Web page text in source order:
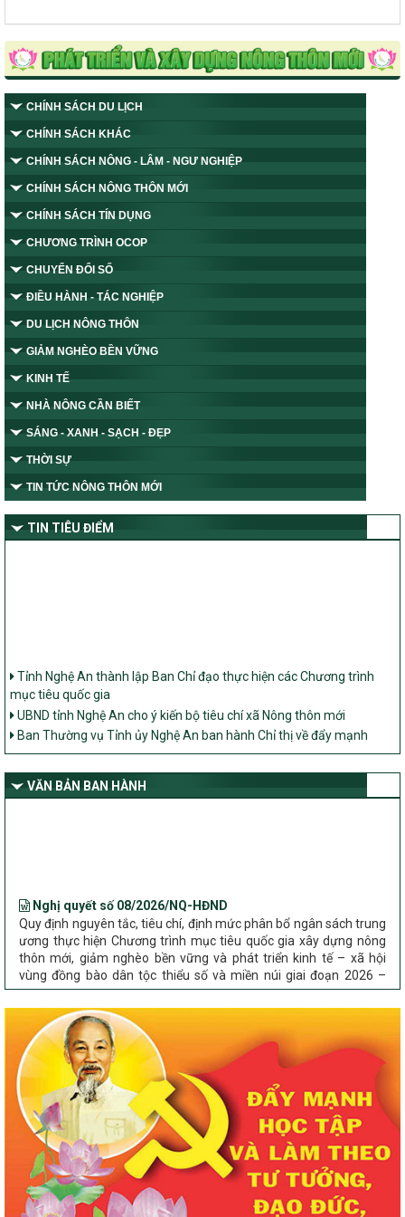
CHÍNH SÁCH DU LỊCH
CHÍNH SÁCH KHÁC
CHÍNH SÁCH NÔNG - LÂM - NGƯ NGHIỆP
CHÍNH SÁCH NÔNG THÔN MỚI
CHÍNH SÁCH TÍN DỤNG
CHƯƠNG TRÌNH OCOP
CHUYỂN ĐỔI SỐ
ĐIỀU HÀNH - TÁC NGHIỆP
DU LỊCH NÔNG THÔN
GIẢM NGHÈO BỀN VỮNG
KINH TẾ
NHÀ NÔNG CẦN BIẾT
SÁNG - XANH - SẠCH - ĐẸP
THỜI SỰ
TIN TỨC NÔNG THÔN MỚI
TIN TIÊU ĐIỂM
Tỉnh Nghệ An thành lập Ban Chỉ đạo thực hiện các Chương trình
mục tiêu quốc gia
UBND tỉnh Nghệ An cho ý kiến bộ tiêu chí xã Nông thôn mới
Ban Thường vụ Tỉnh ủy Nghệ An ban hành Chỉ thị về đẩy mạnh
thực hiện Chương trình mục tiêu quốc gia xây dựng nông thôn mới,
dân tộc thiểu số và miền núi giai đoạn 2026 – 2030 trên địa bàn tỉnh
Nghệ An
VĂN BẢN BAN HÀNH
Quy định nguyên tắc, tiêu chí, định mức phân bổ ngân sách trung
ương thực hiện Chương trình mục tiêu quốc gia xây dựng nông
thôn mới, giảm nghèo bền vững và phát triển kinh tế – xã hội
vùng đồng bào dân tộc thiểu số và miền núi giai đoạn 2026 –
2030 trên địa bàn tỉnh Nghệ An
Chỉ Thị số 22-CT/TU
về đẩy mạnh thực hiện Chương trình mục tiêu quốc gia xây dựng
nông thôn mới, giảm nghèo bền vững và phát triển kinh tế – xã
hội vùng đồng bào dân tộc thiểu số và miền núi giai đoạn 2026 –
2030 trên địa bàn tỉnh Nghệ An
Quyết định số 2490/QĐ-UBND
Về việc thành lập Ban Chỉ đạo Chương trình mục tiều quốc gia xây
dựng nông thôn mới, giảm nghèo bền vững và phát triển kinh tế –
xã hội vùng đồng bào dân tộc thiểu số và miền núi giai đoạn 2026
-2030 tỉnh Nghệ An
Thông tư Số 23/2026/TT-BNNMT